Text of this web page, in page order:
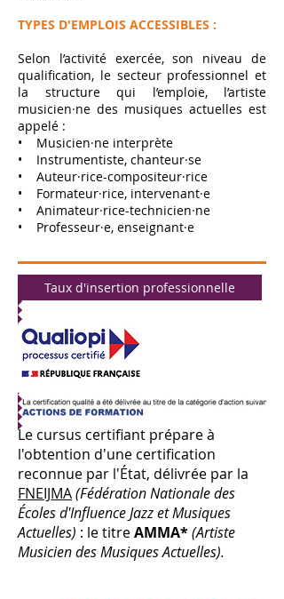
TYPES D'EMPLOIS ACCESSIBLES :
Selon l’activité exercée, son niveau de
qualification, le secteur professionnel et
la structure qui l’emploie, l’artiste
musicien·ne des musiques actuelles est
appelé :
• Musicien·ne interprète
• Instrumentiste, chanteur·se
• Auteur·rice-compositeur·rice
• Formateur·rice, intervenant·e
• Animateur·rice-technicien·ne
• Professeur·e, enseignant·e
Taux d'insertion professionnelle
Le cursus certifiant prépare à
l'obtention d'une certification
reconnue par l'État, délivrée par la
FNEIJMA(Fédération Nationale des
Écoles d'Influence Jazz et Musiques
Actuelles) : le titreAMMA*(Artiste
Musicien des Musiques Actuelles).